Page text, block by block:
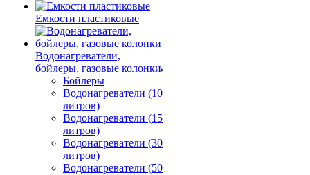
Емкости пластиковые
Водонагреватели,
бойлеры, газовые колонки
Бойлеры
Водонагреватели (10
литров)
Водонагреватели (15
литров)
Водонагреватели (30
литров)
Водонагреватели (50